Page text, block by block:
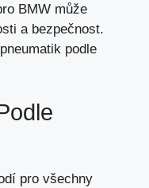
BMW může
a bezpečnost.
podle
pro všechny